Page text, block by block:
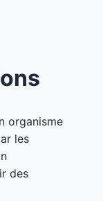
organisme
les
des